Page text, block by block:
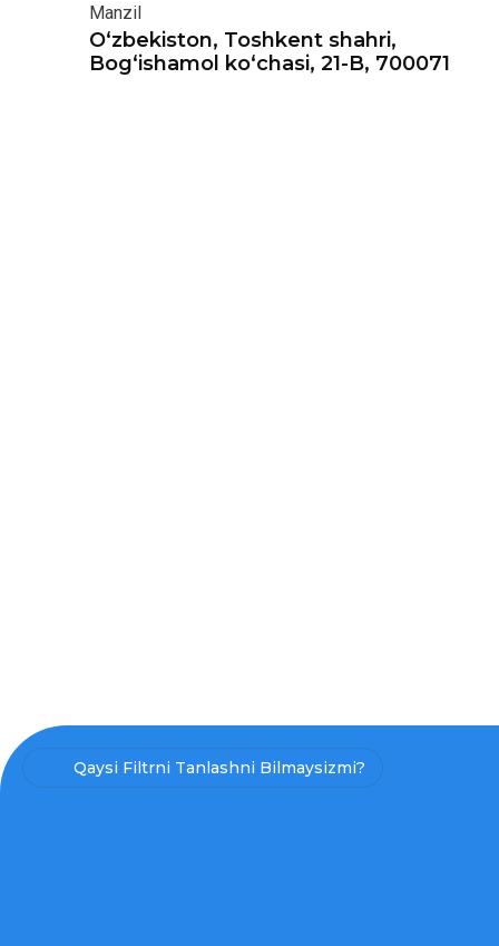
Manzil
O‘zbekiston, Toshkent shahri,
Bog‘ishamol ko‘chasi, 21-B, 700071
Qaysi Filtrni Tanlashni Bilmaysizmi?